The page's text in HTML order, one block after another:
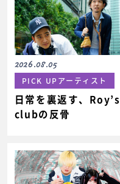
2026.08.05
PICK UPアーティスト
日常を裏返す、Roy’s
clubの反骨